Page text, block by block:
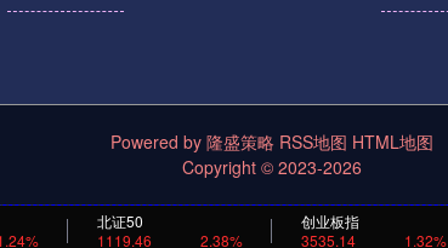
北证50
1119.46
2.38%
创业板指
3535.14
1.32%
Powered by 隆盛策略 RSS地图 HTML地图
Copyright © 2023-2026